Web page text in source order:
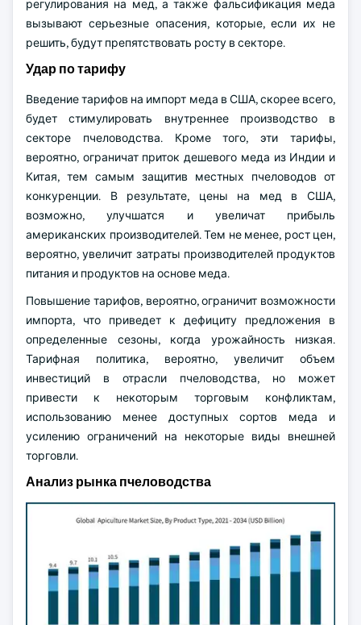
регулирования на мед, а также фальсификация меда
вызывают серьезные опасения, которые, если их не
решить, будут препятствовать росту в секторе.
Удар по тарифу
Введение тарифов на импорт меда в США, скорее всего,
будет стимулировать внутреннее производство в
секторе пчеловодства. Кроме того, эти тарифы,
вероятно, ограничат приток дешевого меда из Индии и
Китая, тем самым защитив местных пчеловодов от
конкуренции. В результате, цены на мед в США,
возможно, улучшатся и увеличат прибыль
американских производителей. Тем не менее, рост цен,
вероятно, увеличит затраты производителей продуктов
питания и продуктов на основе меда.
Повышение тарифов, вероятно, ограничит возможности
импорта, что приведет к дефициту предложения в
определенные сезоны, когда урожайность низкая.
Тарифная политика, вероятно, увеличит объем
инвестиций в отрасли пчеловодства, но может
привести к некоторым торговым конфликтам,
использованию менее доступных сортов меда и
усилению ограничений на некоторые виды внешней
торговли.
Анализ рынка пчеловодства